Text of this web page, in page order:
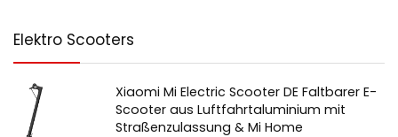
Elektro Scooters
Xiaomi Mi Electric Scooter DE Faltbarer E-
Scooter aus Luftfahrtaluminium mit
Straßenzulassung & Mi Home